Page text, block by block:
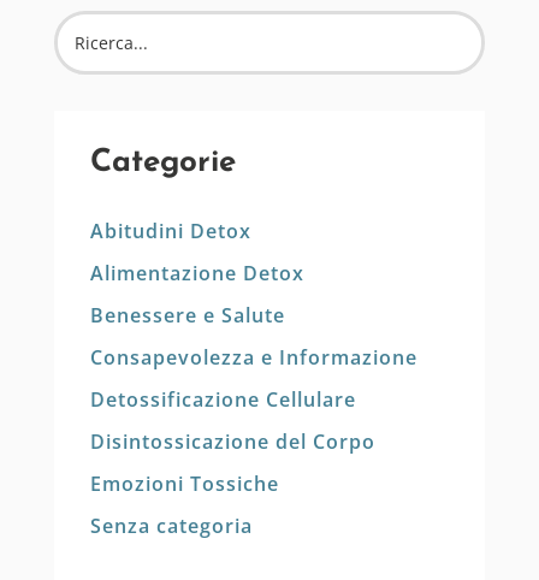
Categorie
Abitudini Detox
Alimentazione Detox
Benessere e Salute
Consapevolezza e Informazione
Detossificazione Cellulare
Disintossicazione del Corpo
Emozioni Tossiche
Senza categoria